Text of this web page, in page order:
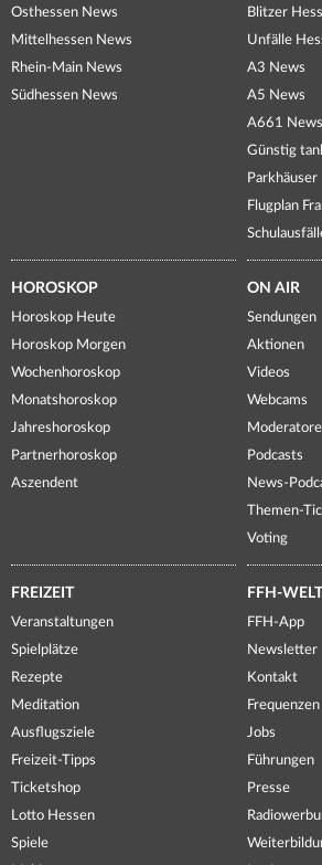
Osthessen News
Mittelhessen News
Rhein-Main News
Südhessen News
Blitzer
Unfälle
A3 News
A5 News
A661 News
Günstig
Parkhäuser
Flugplan
HOROSKOP
Horoskop Heute
Horoskop Morgen
Wochenhoroskop
Monatshoroskop
Jahreshoroskop
Partnerhoroskop
Aszendent
ON AIR
Sendungen
Aktionen
Videos
Webcams
Podcasts
News-
Themen-
Voting
FREIZEIT
Veranstaltungen
Spielplätze
Rezepte
Meditation
Ausflugsziele
Freizeit-Tipps
Ticketshop
Lotto Hessen
Spiele
FFH-WELT
FFH-App
Newsletter
Kontakt
Frequenzen
Jobs
Führungen
Presse